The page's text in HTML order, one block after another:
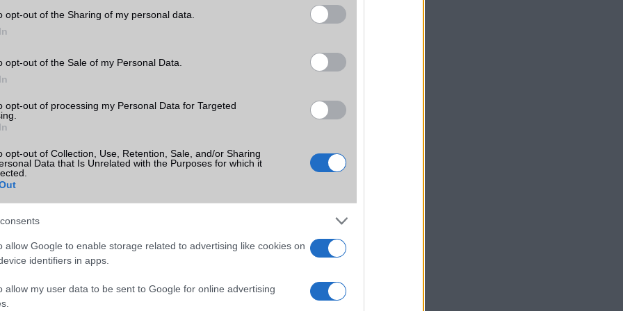
opt-out of the Sharing of my personal data.
opt-out of the Sale of my Personal Data.
opt-out of processing my Personal Data for Targeted
opt-out of Collection, Use, Retention, Sale, and/or Sharing
Data that Is Unrelated with the Purposes for which it
allow Google to enable storage related to advertising like cookies on
identifiers in apps.
allow my user data to be sent to Google for online advertising
szinte teljesen láthatatlan kijelzőhajtással érkezik, fejlett
kap, valamint a legújabb Apple A20 Pro lapkára épülhet. Emellett
között.
szeptember elején tartja meg hagyományos őszi bemutatóeseményét,
12 és Apple Watch Ultra4 is. Ha azonban a gyártási előrejelzések
a hajlítható iPhone megszerzése az első hónapokban komoly kihívást
linkek: